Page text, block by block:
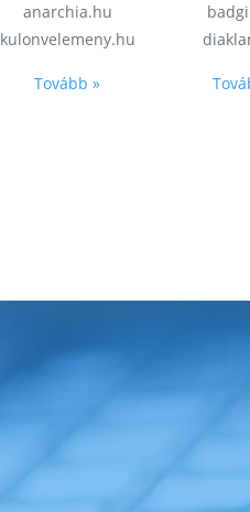
anarchia.hu
kulonvelemeny.hu
Tovább »